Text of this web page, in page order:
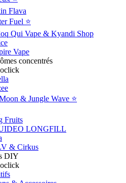
Flava
Fuel ⭐️
Qui Vape & Kyandi Shop
Vape
concentrés
& Jungle Wave ⭐️
Fruits
LONGFILL
& Cirkus
DIY